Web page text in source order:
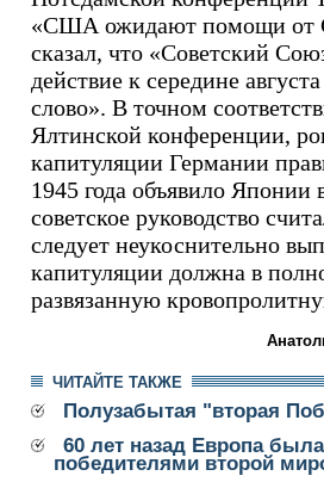
«США ожидают помощи от
сказал, что «Советский
действие к середине
слово». В точном
Ялтинской конференции,
капитуляции Германии
1945 года объявило
советское руководство
следует неукоснительно
капитуляции должна в
развязанную
ЧИТАЙТЕ ТАКЖЕ
Полузабытая "вторая
60 лет назад Европа
победителями второй